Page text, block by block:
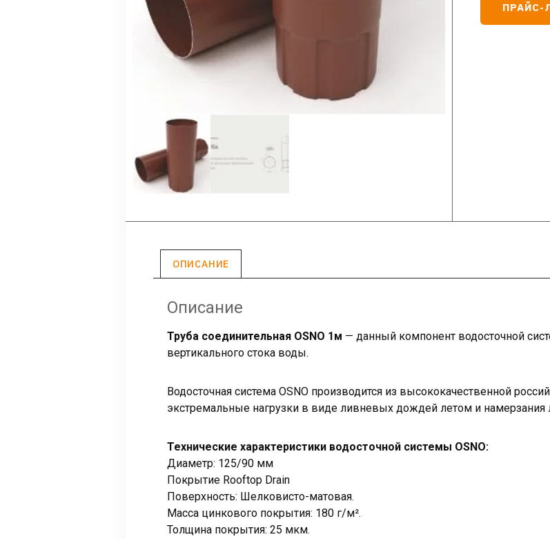
ПРАЙС-
ОПИСАНИЕ
Описание
Труба соединительная OSNO 1м — данный компонент водосточной
вертикального стока воды.
Водосточная система OSNO производится из высококачественной
экстремальные нагрузки в виде ливневых дождей летом и намерзания
Технические характеристики водосточной системы OSNO:
Диаметр: 125/90 мм
Покрытие Rooftop Drain
Поверхность: Шелковисто-матовая.
Масса цинкового покрытия: 180 г/м².
Толщина покрытия: 25 мкм.